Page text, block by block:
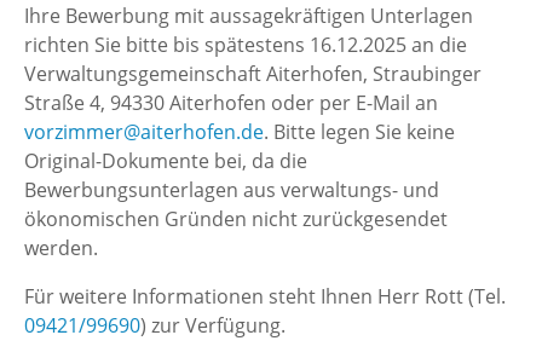
Ihre Bewerbung mit aussagekräftigen Unterlagen
richten Sie bitte bis spätestens 16.12.2025 an die
Verwaltungsgemeinschaft Aiterhofen, Straubinger
Straße 4, 94330 Aiterhofen oder per E-Mail an
vorzimmer@aiterhofen.de. Bitte legen Sie keine
Original-Dokumente bei, da die
Bewerbungsunterlagen aus verwaltungs- und
ökonomischen Gründen nicht zurückgesendet
werden.
Für weitere Informationen steht Ihnen Herr Rott (Tel.
09421/99690) zur Verfügung.